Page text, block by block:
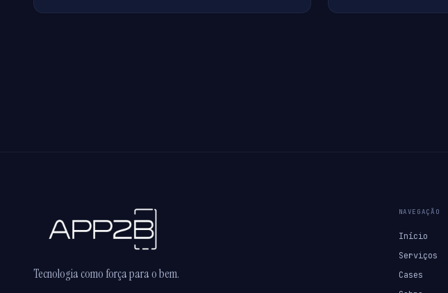
Tecnologia como força para o bem.
NAVEGAÇÃO
Início
Serviços
Cases